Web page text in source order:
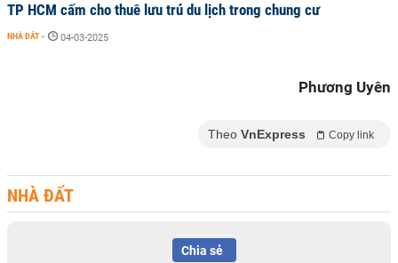
TP HCM cấm cho thuê lưu trú du lịch trong chung cư
NHÀ ĐẤT - 04-03-2025
Phương Uyên
Theo VnExpress Copy link
NHÀ ĐẤT
Chia sẻ